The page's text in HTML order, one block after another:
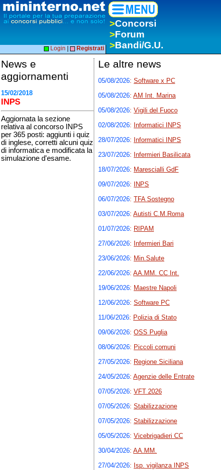
>Concorsi
>Forum
>Bandi/G.U.
Login Registrati
Le altre news
05/08/2026: Software x PC
05/08/2026: AM Int. Marina
05/08/2026: Vigili del Fuoco
02/08/2026: Informatici INPS
28/07/2026: Informatici INPS
23/07/2026: Infermieri Basilicata
18/07/2026: Marescialli GdF
09/07/2026:
INPS
06/07/2026: TFA Sostegno
03/07/2026: Autisti C.M.Roma
01/07/2026: RIPAM
27/06/2026: Infermieri Bari
23/06/2026: Min.Salute
22/06/2026: AA.MM. CC Int.
19/06/2026: Maestre Napoli
12/06/2026: Software PC
11/06/2026: Polizia di Stato
09/06/2026: OSS Puglia
08/06/2026: Piccoli comuni
27/05/2026: Regione Siciliana
24/05/2026: Agenzie delle Entrate
07/05/2026: VFT 2026
07/05/2026: Stabilizzazione
07/05/2026: Stabilizzazione
05/05/2026: Vicebrigadieri CC
30/04/2026: AA.MM.
27/04/2026: Isp. vigilanza INPS
News e
aggiornamenti
15/02/2018
INPS
Aggiornata la sezione
relativa al concorso INPS
per 365 posti: aggiunti i quiz
di inglese, corretti alcuni quiz
di informatica e modificata la
simulazione d'esame.